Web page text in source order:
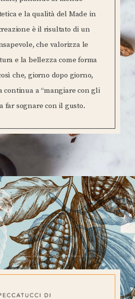
e la qualità del Made in
è il risultato di un
che valorizza le
e la bellezza come forma
che, giorno dopo giorno,
continua a “mangiare con gli
far sognare con il gusto.